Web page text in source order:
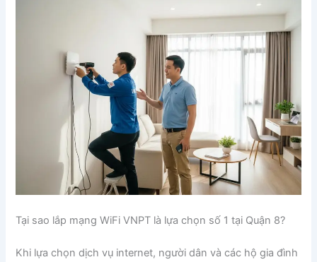
Tại sao lắp mạng WiFi VNPT là lựa chọn số 1 tại Quận 8?
Khi lựa chọn dịch vụ internet, người dân và các hộ gia đình